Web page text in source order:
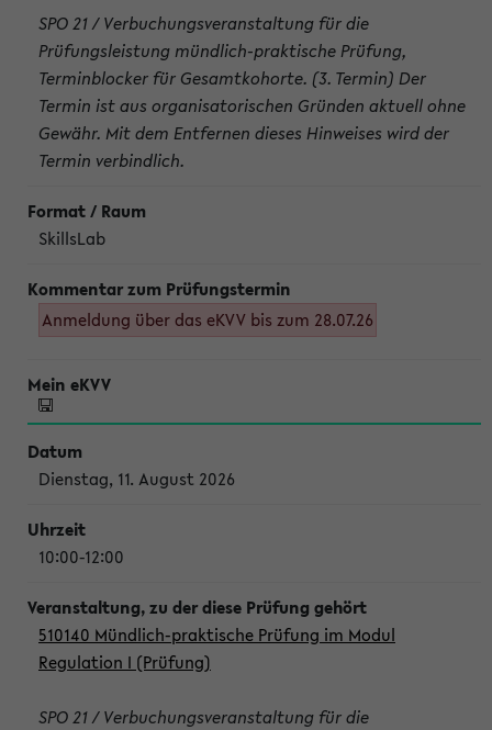
SPO 21 / Verbuchungsveranstaltung für die
Prüfungsleistung mündlich-praktische Prüfung,
Terminblocker für Gesamtkohorte. (3. Termin) Der
Termin ist aus organisatorischen Gründen aktuell ohne
Gewähr. Mit dem Entfernen dieses Hinweises wird der
Termin verbindlich.
SkillsLab
Anmeldung über das eKVV bis zum 28.07.26
Dienstag, 11. August 2026
10:00-12:00
510140 Mündlich-praktische Prüfung im Modul
Regulation I (Prüfung)
SPO 21 / Verbuchungsveranstaltung für die